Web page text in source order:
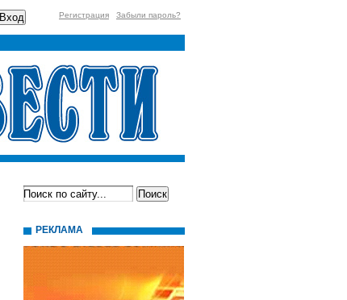
Регистрация Забыли пароль?
РЕКЛАМА